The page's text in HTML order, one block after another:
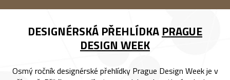
DESIGNÉRSKÁ PŘEHLÍDKA PRAGUE
DESIGN WEEK
Osmý ročník designérské přehlídky Prague Design Week je v